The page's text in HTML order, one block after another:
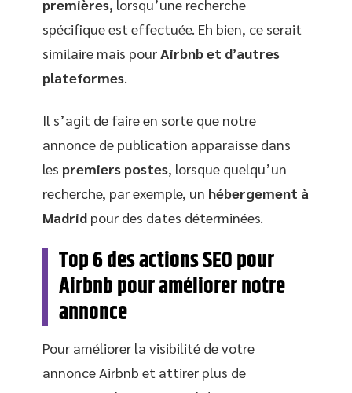
premières, lorsqu’une recherche
spécifique est effectuée. Eh bien, ce serait
similaire mais pourAirbnb et d’autres
plateformes.
Il s’agit de faire en sorte que notre
annonce de publication apparaisse dans
les premiers postes, lorsque quelqu’un
recherche, par exemple, un hébergement à
Madrid pour des dates déterminées.
Top 6 des actions SEO pour
Airbnb pour améliorer notre
annonce
Pour améliorer la visibilité de votre
annonce Airbnb et attirer plus de